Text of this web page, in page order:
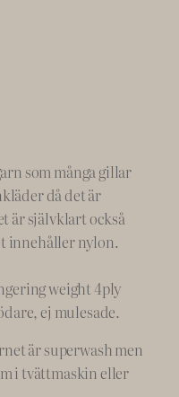
som många gillar
då det är
är självklart också
innehåller nylon.
weight 4ply
ej mulesade.
är superwash men
i tvättmaskin eller